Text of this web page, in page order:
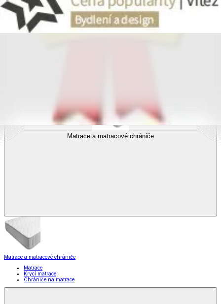
Povlečení s fototiskem
Matrace a matracové chrániče
Matrace a matracové chrániče
Matrace
Krycí matrace
Chrániče na matrace